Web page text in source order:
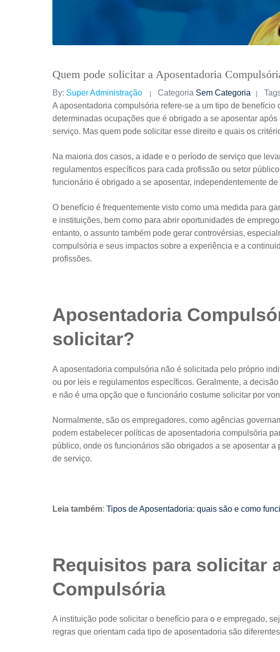
Quem pode solicitar a Aposentadoria
By: Super Administração Categoria Sem Categoria
A aposentadoria compulsória refere-se a um tipo de
determinadas ocupações que é obrigado a se aposentar
serviço. Mas quem pode solicitar esse direito e quais os
Na maioria dos casos, a idade e o período de serviço que
regulamentos específicos para cada profissão ou setor
funcionário é obrigado a se aposentar, independentemente
O benefício é frequentemente visto como uma medida para
e instituições, bem como para abrir oportunidades de
entanto, o assunto também pode gerar controvérsias,
compulsória e seus impactos sobre a experiência e a
profissões.
Aposentadoria
solicitar?
A aposentadoria compulsória não é solicitada pelo próprio
ou por leis e regulamentos específicos. Geralmente, a
e não é uma opção que o funcionário costume solicitar por
Normalmente, são os empregadores, como agências
podem estabelecer políticas de aposentadoria compulsória
público, onde os funcionários são obrigados a se aposentar
de serviço.
Leia também: Tipos de Aposentadoria: quais são e como
Requisitos para solicitar
Compulsória
A instituição pode solicitar o benefício para o e empregado,
regras que orientam cada tipo de aposentadoria são